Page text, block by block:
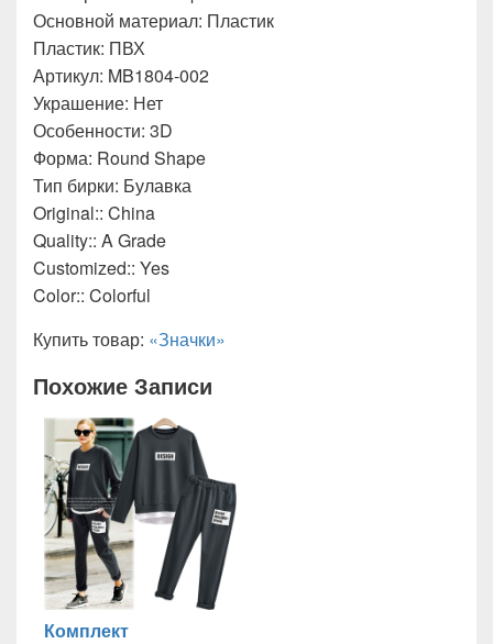
Основной материал: Пластик
Пластик: ПВХ
Артикул: MB1804-002
Украшение: Нет
Особенности: 3D
Форма: Round Shape
Тип бирки: Булавка
Original:: China
Quality:: A Grade
Customized:: Yes
Color:: Colorful
Купить товар: «Значки»
Похожие Записи
Комплект